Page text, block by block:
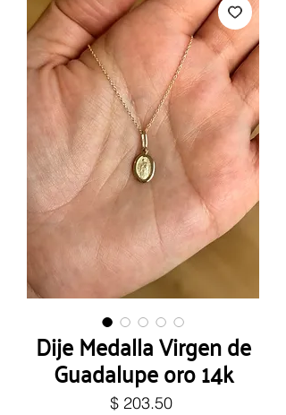
Dije Medalla Virgen de
Guadalupe oro 14k
$ 203.50Precio